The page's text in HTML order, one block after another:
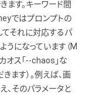
ます。キーワード間
ではプロンプトの
てそれに対応するパ
になっています（M
オス「--chaos」な
ます）。例えば、画
、そのパラメータと